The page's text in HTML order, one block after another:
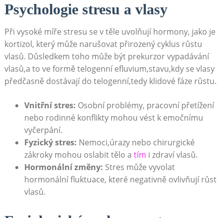
Psychologie stresu a vlasy
Při vysoké míře stresu ⁢se v‍ těle ‍uvolňují ‌hormony, jako je
kortizol, který může narušovat‌ přirozený cyklus růstu
vlasů. Důsledkem toho ​může být prekurzor vypadávání
vlasů,a to ve‌ formě telogenní efluvium,stavu,kdy se vlasy
předčasně dostávají do telogenní,tedy klidové fáze růstu.
Vnitřní stres: Osobní problémy,⁢ pracovní přetížení
nebo rodinné konflikty mohou vést k emočnímu
vyčerpání.
Fyzický stres: Nemoci,úrazy nebo chirurgické
zákroky mohou ⁢oslabit tělo a tím i zdraví vlasů.
Hormonální změny: Stres‌ může⁤ vyvolat
hormonální fluktuace, které negativně ovlivňují ⁤růst
vlasů.